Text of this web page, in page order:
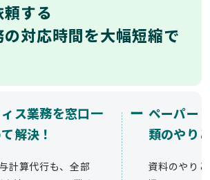
する
対応時間を大幅短縮で
ス業務を窓口一
解決！
計算代行も、全部
ー ペーパー
類のやり
資料のやり